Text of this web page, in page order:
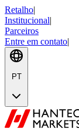
Retalho|
Institucional|
Parceiros
Entre em contato|
PT